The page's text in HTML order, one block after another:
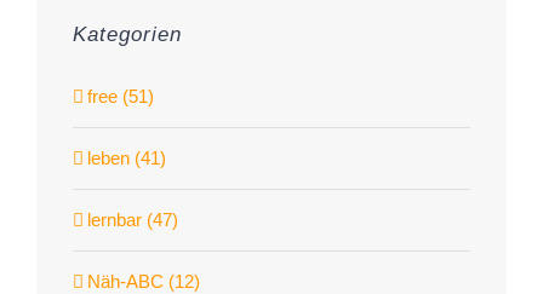
Kategorien
free (51)
leben (41)
lernbar (47)
Näh-ABC (12)